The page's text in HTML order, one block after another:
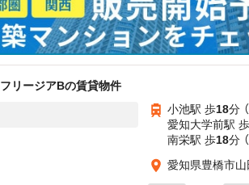
フリージアBの賃貸物件
小池駅 歩18分
愛知大学前駅 歩
南栄駅 歩18分
愛知県豊橋市